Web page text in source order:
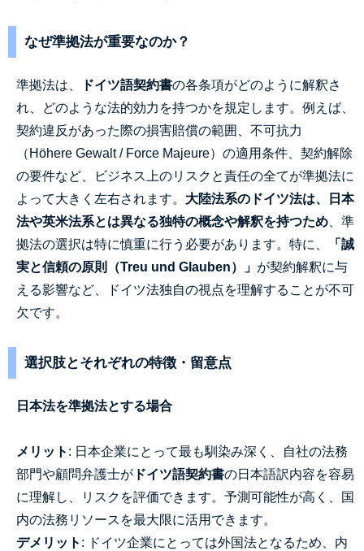
なぜ準拠法が重要なのか？
準拠法は、 ドイツ語契約書の各条項がどのように解釈さ
れ、どのような法的効力を持つかを規定します。例えば、
契約違反があった際の損害賠償の範囲、不可抗力
（Höhere Gewalt / Force Majeure）の適用条件、契約解除
の要件など、ビジネス上のリスクと責任の全てが準拠法に
よって大きく左右されます。 大陸法系のドイツ法は、日本
法や英米法系とは異なる独特の概念や解釈を持つため 、準
拠法の選択は特に慎重に行う必要があります。特に、
「誠
実と信頼の原則（Treu und Glauben）」 が契約解釈に与
える影響など、ドイツ法独自の視点を理解することが不可
欠です。
選択肢とそれぞれの特徴・留意点
日本法を準拠法とする場合
メリット : 日本企業にとって最も馴染み深く、自社の法務
部門や顧問弁護士が ドイツ語契約書の日本語訳内容を容易
に理解し、リスクを評価できます。予測可能性が高く、国
内の法務リソースを最大限に活用できます。
デメリット : ドイツ企業にとっては外国法となるため、内